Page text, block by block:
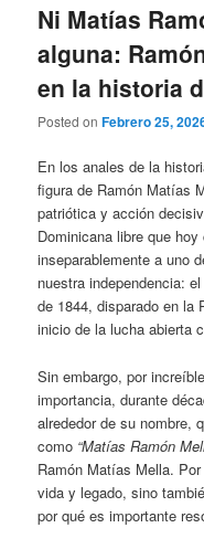
Ni Matías
alguna:
en la historia
Posted onFebrero 25,
En los anales de la
figura de Ramón Matías
patriótica y acción
Dominicana libre que
inseparablemente a uno
nuestra independencia:
de 1844, disparado en la
inicio de la lucha abierta
Sin embargo, por
importancia, durante
alrededor de su nombre,
como “Matías Ramón
Ramón Matías Mella.
vida y legado, sino
por qué es importante